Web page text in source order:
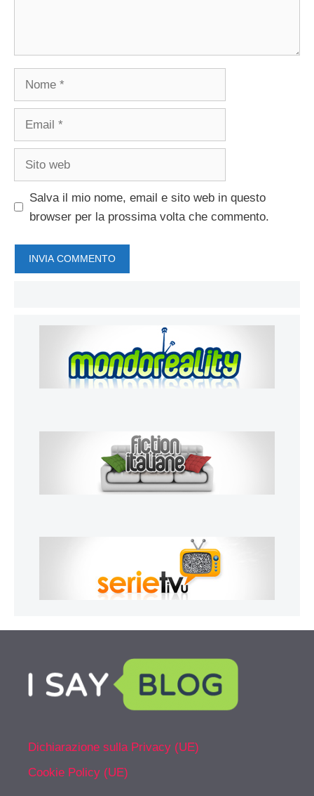
Salva il mio nome, email e sito web in questo
browser per la prossima volta che commento.
Dichiarazione sulla Privacy (UE)
Cookie Policy (UE)